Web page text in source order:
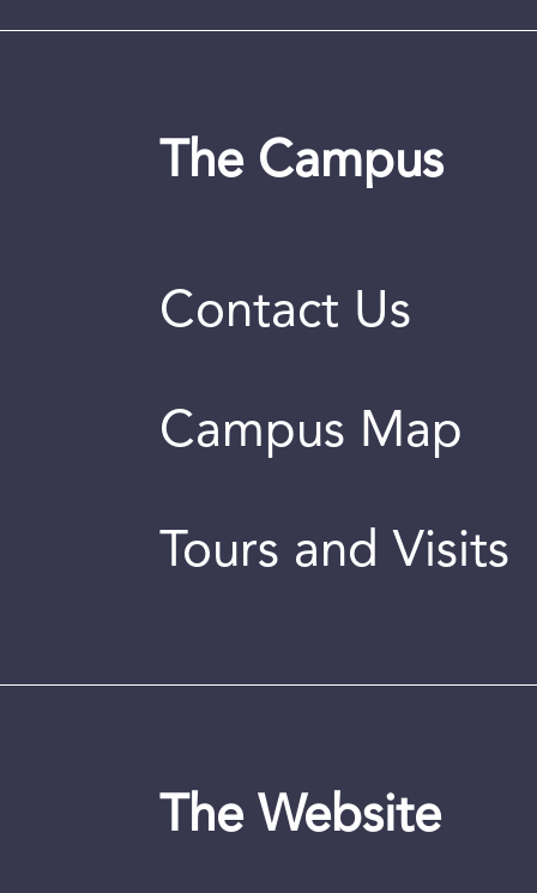
The Campus
Contact Us
Campus Map
Tours and Visits
The Website